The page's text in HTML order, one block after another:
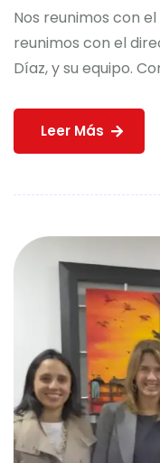
Nos reunimos con
reunimos con el
Díaz, y su equipo.
Leer Más